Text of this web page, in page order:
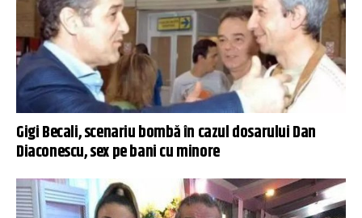
Gigi Becali, scenariu bombă în cazul dosarului Dan
Diaconescu, sex pe bani cu minore